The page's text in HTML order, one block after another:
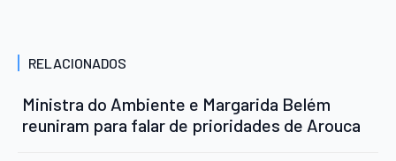
RELACIONADOS
Ministra do Ambiente e Margarida Belém
reuniram para falar de prioridades de Arouca